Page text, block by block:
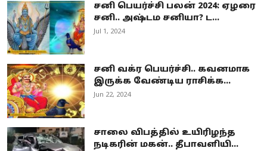
சனி பெயர்ச்சி பலன் 2024: ஏழரை
சனி.. அஷ்டம சனியா? ட...
Jul 1, 2024
சனி வக்ர பெயர்ச்சி.. கவனமாக
இருக்க வேண்டிய ராசிக்க...
Jun 22, 2024
சாலை விபத்தில் உயிரிழந்த
நடிகரின் மகன்.. தீபாவளியி...